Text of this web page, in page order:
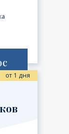
от 1 дня